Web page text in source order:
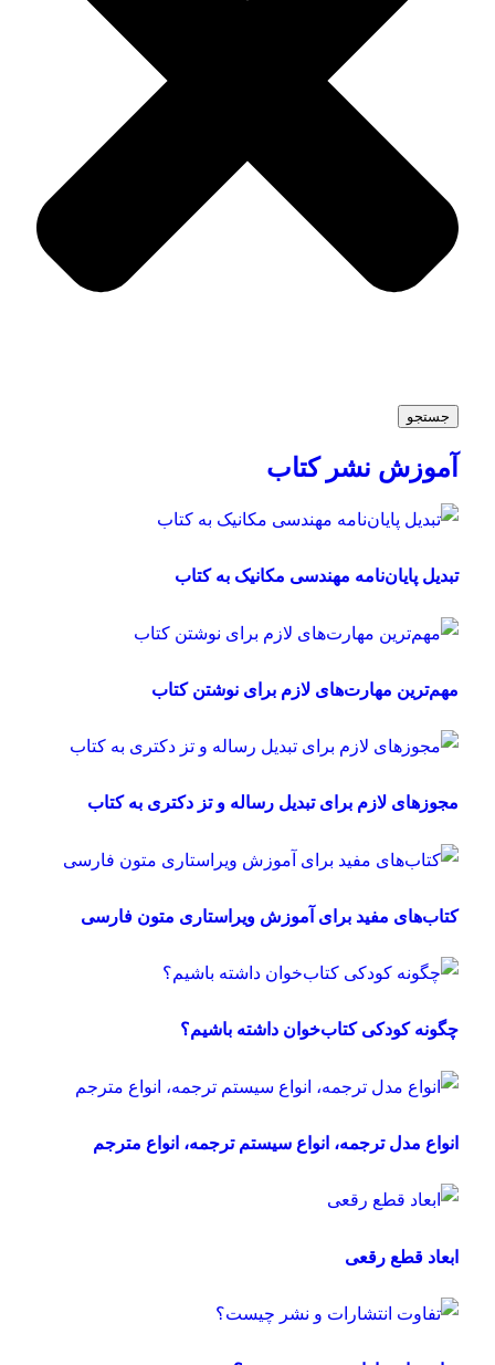
جستجو
آموزش نشر کتاب
تبدیل پایان‌نامه مهندسی مکانیک به کتاب
مهم‌ترین مهارت‌های لازم برای نوشتن کتاب
مجوزهای لازم برای تبدیل رساله و تز دکتری به کتاب
کتاب‌های مفید برای آموزش ویراستاری متون فارسی
چگونه کودکی کتاب‌خوان داشته باشیم؟
انواع مدل ترجمه، انواع سیستم ترجمه، انواع مترجم
ابعاد قطع رقعی